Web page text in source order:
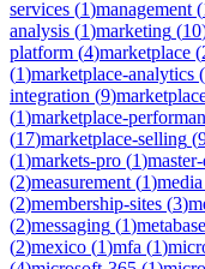
services (1)management (
analysis (1)marketing (10
platform (4)marketplace (
(1)marketplace-analytics (
integration (9)
(1)marketplace-
(17)marketplace-selling (
(1)markets-pro (1)
(2)measurement (1)media
(2)membership-sites (3)
(2)messaging (1)metabase
(2)mexico (1)mfa (1)